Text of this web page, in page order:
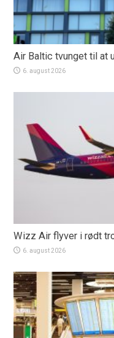
Air Baltic tvunget til at
6. august 2026
Wizz Air flyver i rødt
6. august 2026